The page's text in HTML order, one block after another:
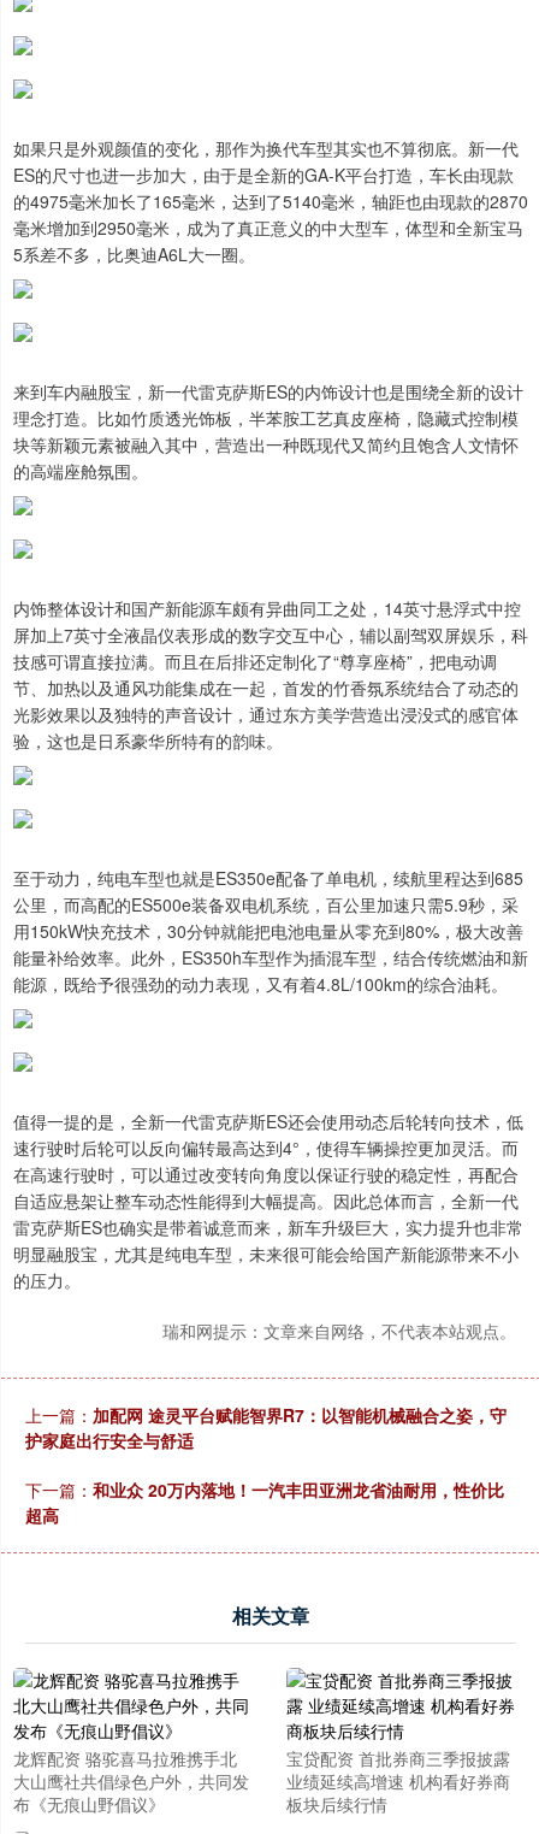
如果只是外观颜值的变化，那作为换代车型其实也不算彻底。新一代
ES的尺寸也进一步加大，由于是全新的GA-K平台打造，车长由现款
的4975毫米加长了165毫米，达到了5140毫米，轴距也由现款的2870
毫米增加到2950毫米，成为了真正意义的中大型车，体型和全新宝马
5系差不多，比奥迪A6L大一圈。
来到车内融股宝，新一代雷克萨斯ES的内饰设计也是围绕全新的设计
理念打造。比如竹质透光饰板，半苯胺工艺真皮座椅，隐藏式控制模
块等新颖元素被融入其中，营造出一种既现代又简约且饱含人文情怀
的高端座舱氛围。
内饰整体设计和国产新能源车颇有异曲同工之处，14英寸悬浮式中控
屏加上7英寸全液晶仪表形成的数字交互中心，辅以副驾双屏娱乐，科
技感可谓直接拉满。而且在后排还定制化了“尊享座椅”，把电动调
节、加热以及通风功能集成在一起，首发的竹香氛系统结合了动态的
光影效果以及独特的声音设计，通过东方美学营造出浸没式的感官体
验，这也是日系豪华所特有的韵味。
至于动力，纯电车型也就是ES350e配备了单电机，续航里程达到685
公里，而高配的ES500e装备双电机系统，百公里加速只需5.9秒，采
用150kW快充技术，30分钟就能把电池电量从零充到80%，极大改善
能量补给效率。此外，ES350h车型作为插混车型，结合传统燃油和新
能源，既给予很强劲的动力表现，又有着4.8L/100km的综合油耗。
值得一提的是，全新一代雷克萨斯ES还会使用动态后轮转向技术，低
速行驶时后轮可以反向偏转最高达到4°，使得车辆操控更加灵活。而
在高速行驶时，可以通过改变转向角度以保证行驶的稳定性，再配合
自适应悬架让整车动态性能得到大幅提高。因此总体而言，全新一代
雷克萨斯ES也确实是带着诚意而来，新车升级巨大，实力提升也非常
明显融股宝，尤其是纯电车型，未来很可能会给国产新能源带来不小
的压力。
瑞和网提示：文章来自网络，不代表本站观点。
上一篇： 加配网 途灵平台赋能智界R7：以智能机械融合之姿，守
护家庭出行安全与舒适
下一篇： 和业众 20万内落地！一汽丰田亚洲龙省油耐用，性价比
超高
相关文章
龙辉配资 骆驼喜马拉雅携手北
大山鹰社共倡绿色户外，共同发
布《无痕山野倡议》
宝贷配资 首批券商三季报披露
业绩延续高增速 机构看好券商
板块后续行情